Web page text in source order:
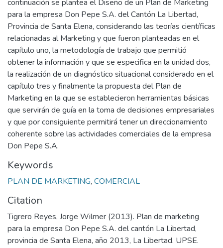
continuación se plantea el Diseño de un Plan de Marketing
para la empresa Don Pepe S.A. del Cantón La Libertad,
Provincia de Santa Elena, considerando las teorías científicas
relacionadas al Marketing y que fueron planteadas en el
capítulo uno, la metodología de trabajo que permitió
obtener la información y que se especifica en la unidad dos,
la realización de un diagnóstico situacional considerado en el
capítulo tres y finalmente la propuesta del Plan de
Marketing en la que se establecieron herramientas básicas
que servirán de guía en la toma de decisiones empresariales
y que por consiguiente permitirá tener un direccionamiento
coherente sobre las actividades comerciales de la empresa
Don Pepe S.A.
Keywords
PLAN DE MARKETING, COMERCIAL
Citation
Tigrero Reyes, Jorge Wilmer (2013). Plan de marketing
para la empresa Don Pepe S.A. del cantón La Libertad,
provincia de Santa Elena, año 2013, La Libertad. UPSE.